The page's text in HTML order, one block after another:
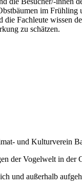
im Frühling
die Fachleute wissen
zu schätzen.
und Kulturverein
der Vogelwelt in der
und außerhalb